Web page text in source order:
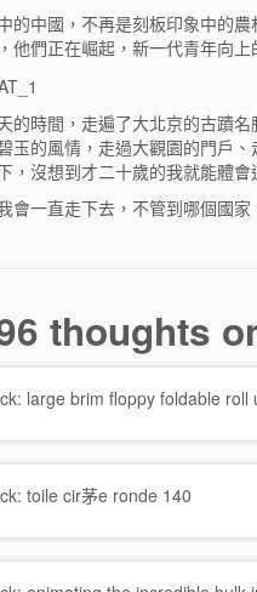
的中國，不再是刻板印象中的
他們正在崛起，新一代青年向
的時間，走遍了大北京的古蹟
玉的風情，走過大觀園的門戶
，沒想到才二十歲的我就能體會
會一直走下去，不管到哪個國
thoughts
large brim floppy foldable
toile cir茅e ronde 140